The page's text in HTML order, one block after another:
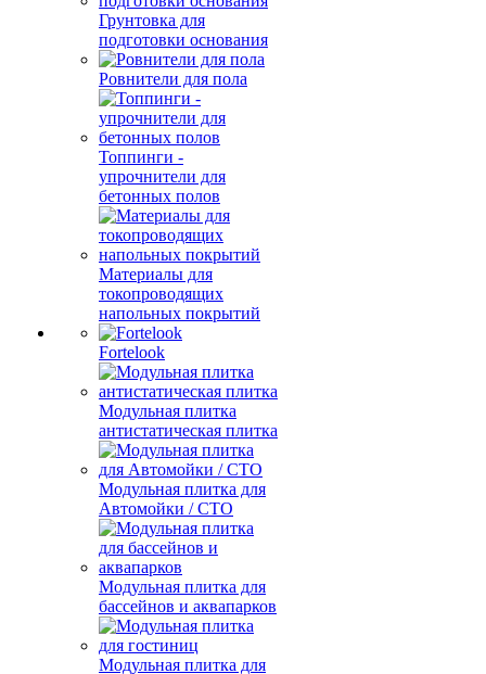
Грунтовка для
подготовки основания
Ровнители для пола
Топпинги -
упрочнители для
бетонных полов
Материалы для
токопроводящих
напольных покрытий
Fortelook
Модульная плитка
антистатическая плитка
Модульная плитка для
Автомойки / СТО
Модульная плитка для
бассейнов и аквапарков
Модульная плитка для